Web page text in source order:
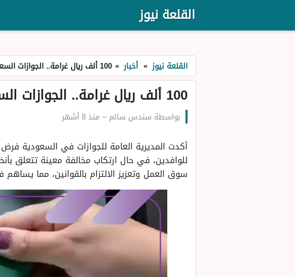
القلعة نيوز
القلعة نيوز » أخبار » 100 ألف ريال غرامة.. الجوازات السعودية تُحذر الوافدين من هذه المخالفة
100 ألف ريال غرامة.. الجوازات السعودية تُحذر الوافدين من هذه المخالفة
بواسطة سندس سالم– منذ 8 أشهر
للوافدين، في حال ارتكاب مخالفة معينة تتعلق
سوق العمل وتعزيز الالتزام بالقوانين، مما